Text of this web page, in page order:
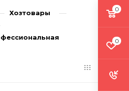
Хозтовары — 0
0